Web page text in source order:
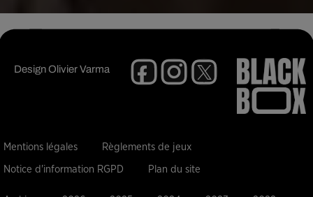
DesignOlivier Varma
Mentions légales Règlements de jeux
Notice d'information RGPD Plan du site